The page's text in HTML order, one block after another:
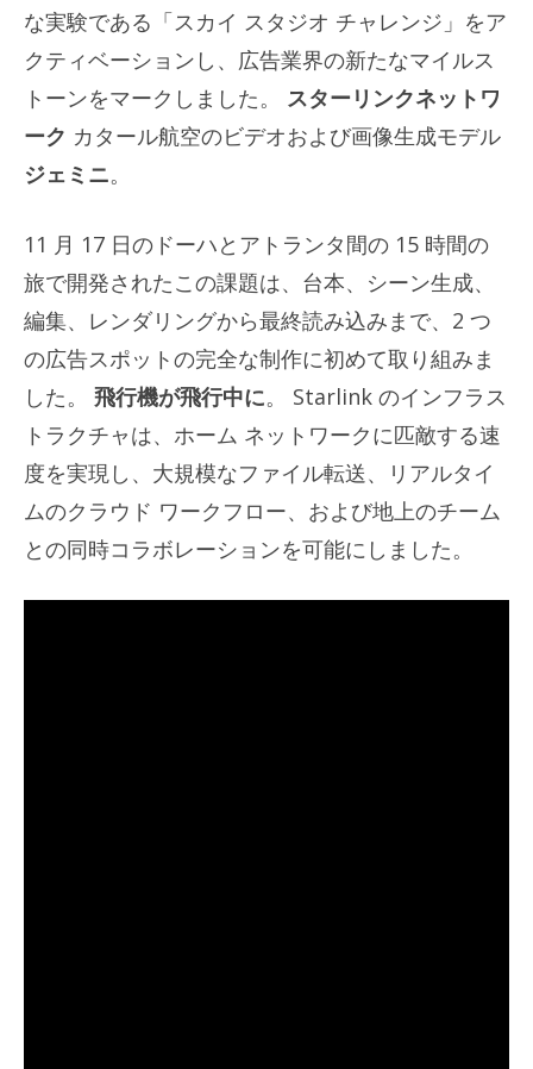
な実験である「スカイ スタジオ チャレンジ」をア
クティベーションし、広告業界の新たなマイルス
トーンをマークしました。 スターリンクネットワ
ーク カタール航空のビデオおよび画像生成モデル
ジェミニ。
11 月 17 日のドーハとアトランタ間の 15 時間の
旅で開発されたこの課題は、台本、シーン生成、
編集、レンダリングから最終読み込みまで、2 つ
の広告スポットの完全な制作に初めて取り組みま
した。 飛行機が飛行中に。 Starlink のインフラス
トラクチャは、ホーム ネットワークに匹敵する速
度を実現し、大規模なファイル転送、リアルタイ
ムのクラウド ワークフロー、および地上のチーム
との同時コラボレーションを可能にしました。